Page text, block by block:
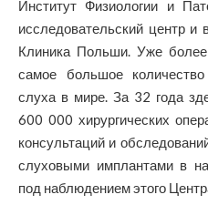
Институт Физиологии и
исследовательский центр и
Клиника Польши. Уже
самое большое
слуха в мире. За 32 года
600 000 хирургических
консультаций и
слуховыми имплантами в
под наблюдением этого